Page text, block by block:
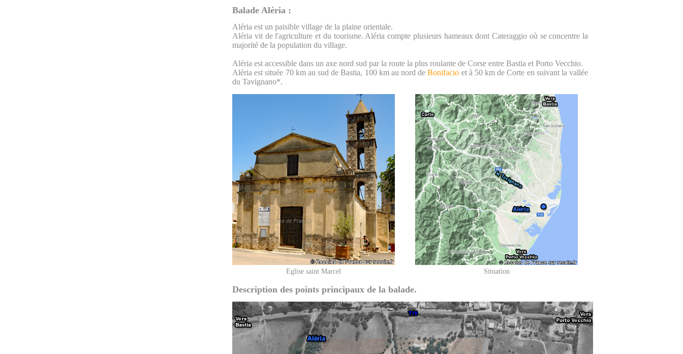
Balade Aléria :
Aléria est un paisible village de la plaine orientale.
Aléria vit de l'agriculture et du tourisme. Aléria compte plusieurs hameaux dont Cateraggio où se concentre la
majorité de la population du village.
Aléria est accessible dans un axe nord sud par la route la plus roulante de Corse entre Bastia et Porto Vecchio.
Aléria est située 70 km au sud de Bastia, 100 km au nord deBonifacio et à 50 km de Corte en suivant la vallée
du Tavignano*.
Eglise saint Marcel Situation
Description des points principaux de la balade.